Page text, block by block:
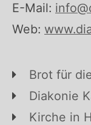
E-Mail:
Web:
Brot für
Diakonie
Kirche in